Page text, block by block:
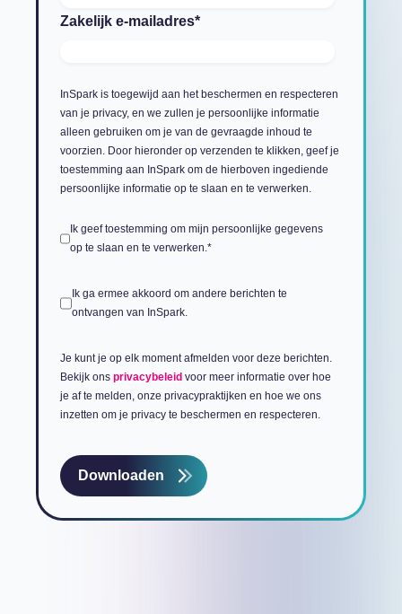
Zakelijk e-mailadres*
InSpark is toegewijd aan het beschermen en respecteren
van je privacy, en we zullen je persoonlijke informatie
alleen gebruiken om je van de gevraagde inhoud te
voorzien. Door hieronder op verzenden te klikken, geef je
toestemming aan InSpark om de hierboven ingediende
persoonlijke informatie op te slaan en te verwerken.
Ik geef toestemming om mijn persoonlijke gegevens
op te slaan en te verwerken.*
Ik ga ermee akkoord om andere berichten te
ontvangen van InSpark.
Je kunt je op elk moment afmelden voor deze berichten.
Bekijk ons privacybeleid voor meer informatie over hoe
je af te melden, onze privacypraktijken en hoe we ons
inzetten om je privacy te beschermen en respecteren.